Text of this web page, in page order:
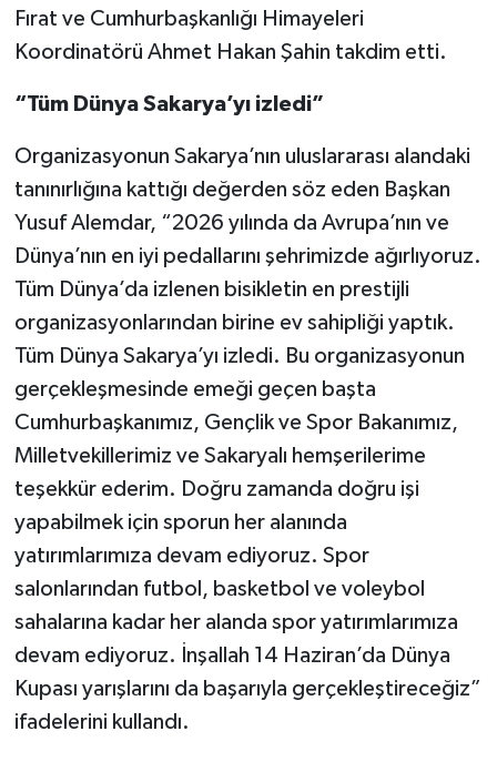
Fırat ve Cumhurbaşkanlığı Himayeleri
Koordinatörü Ahmet Hakan Şahin takdim etti.
“Tüm Dünya Sakarya’yı izledi”
Organizasyonun Sakarya’nın uluslararası alandaki
tanınırlığına kattığı değerden söz eden Başkan
Yusuf Alemdar, “2026 yılında da Avrupa’nın ve
Dünya’nın en iyi pedallarını şehrimizde ağırlıyoruz.
Tüm Dünya’da izlenen bisikletin en prestijli
organizasyonlarından birine ev sahipliği yaptık.
Tüm Dünya Sakarya’yı izledi. Bu organizasyonun
gerçekleşmesinde emeği geçen başta
Cumhurbaşkanımız, Gençlik ve Spor Bakanımız,
Milletvekillerimiz ve Sakaryalı hemşerilerime
teşekkür ederim. Doğru zamanda doğru işi
yapabilmek için sporun her alanında
yatırımlarımıza devam ediyoruz. Spor
salonlarından futbol, basketbol ve voleybol
sahalarına kadar her alanda spor yatırımlarımıza
devam ediyoruz. İnşallah 14 Haziran’da Dünya
Kupası yarışlarını da başarıyla gerçekleştireceğiz”
ifadelerini kullandı.